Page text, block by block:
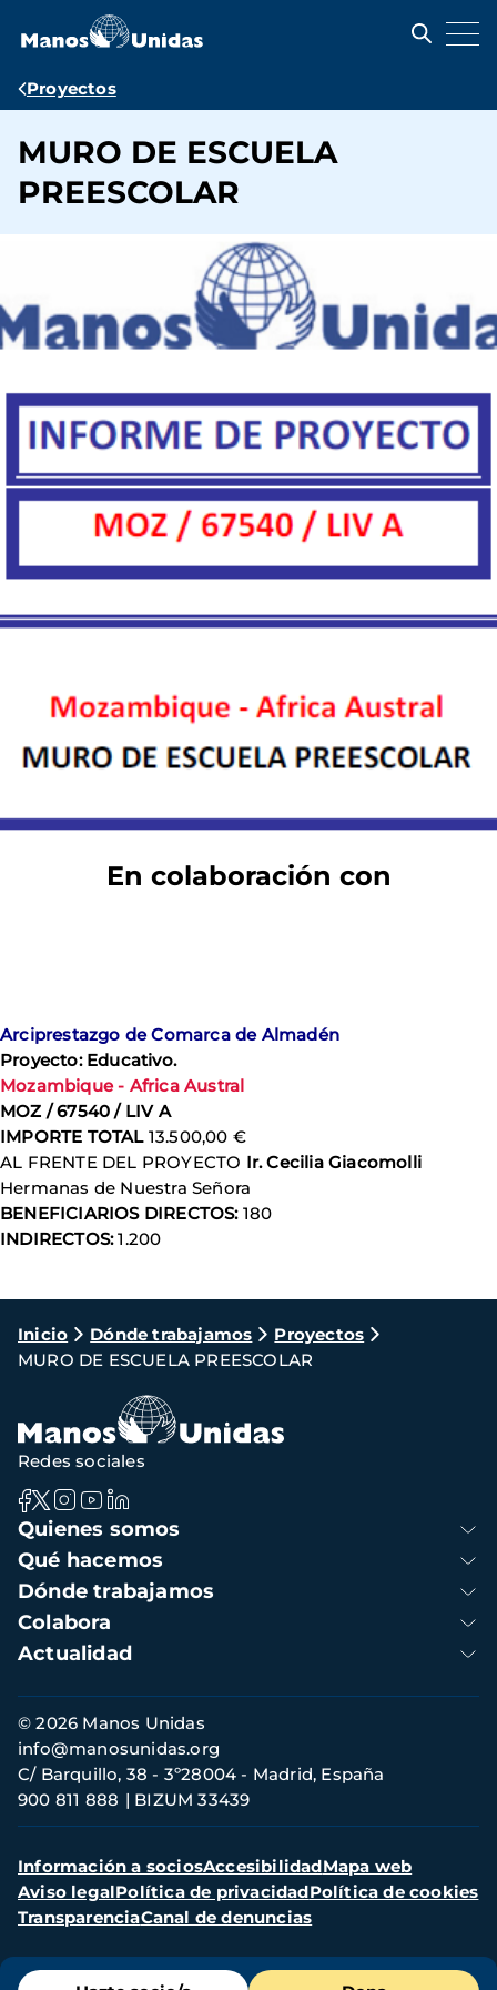
contenido
Ruta
navegación
Proyectos
MURO DE ESCUELA
PREESCOLAR
En colaboración con
Arciprestazgo de Comarca de Almadén
Proyecto: Educativo.
Mozambique - Africa Austral
MOZ / 67540 / LIV A
IMPORTE TOTAL13.500,00 €
AL FRENTE DEL PROYECTO Ir. Cecilia Giacomolli
Hermanas de Nuestra Señora
BENEFICIARIOS DIRECTOS:180
INDIRECTOS:1.200
Ruta
de
navegación
Inicio Dónde trabajamos
Proyectos
MURO DE ESCUELA PREESCOLAR
Menú
Navegación
principal
Quienes somos
Qué hacemos
Dónde trabajamos
Colabora
Actualidad
Redes sociales
Información
de
contacto
© 2026 Manos Unidas
C/ Barquillo, 38 - 3º28004 - Madrid, España
900 811 888
BIZUM 33439
info@manosunidas.org
Menú
secundario
Información a sociosAccesibilidadMapa web
Aviso legalPolítica de privacidadPolítica de cookies
TransparenciaCanal de denuncias